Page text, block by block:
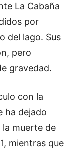
La Cabaña
por
del lago. Sus
pero
gravedad.
con la
ha dejado
la muerte de
mientras que